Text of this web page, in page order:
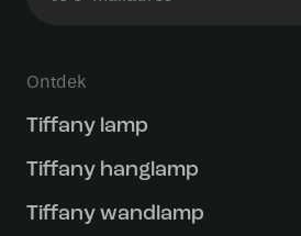
Ontdek
Tiffany lamp
Tiffany hanglamp
Tiffany wandlamp